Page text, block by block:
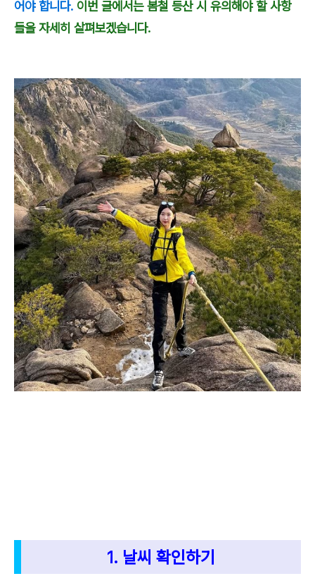
어야 합니다. 이번 글에서는 봄철 등산 시 유의해야 할 사항
들을 자세히 살펴보겠습니다.
1. 날씨 확인하기